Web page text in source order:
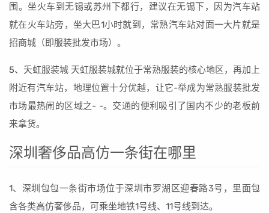
围。坐火车到无锡或苏州下都行，建议在无锡下，因为汽车站
就在火车站旁，坐大巴1小时就到，常熟汽车站对面一大片就是
招商城（即服装批发市场）。
5、夭虹服装城 天虹服装城就位于常熟服装的核心地区，再加上
附近有汽车站，地理位置十分优越，让它-举成为常熟服装批发
市场最热闹的区域之- -。交通的便利吸引了国内不少的老板前
来拿货。
深圳奢侈品高仿一条街在哪里
1、深圳包包一条街市场位于深圳市罗湖区迎春路3号，里面包
含各类高仿奢侈品，可乘坐地铁1号线、11号线到达。